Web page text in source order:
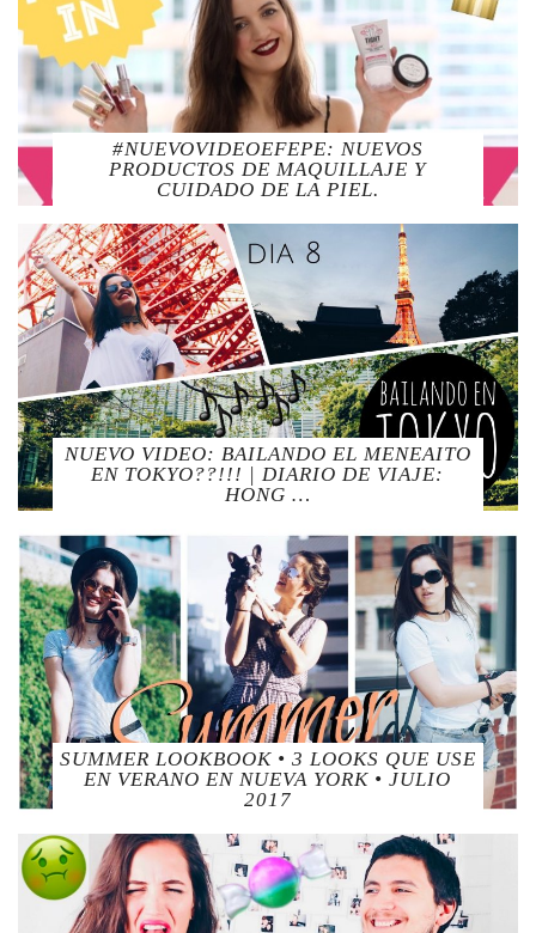
#NUEVOVIDEOEFEPE: NUEVOS
PRODUCTOS DE MAQUILLAJE Y
CUIDADO DE LA PIEL.
NUEVO VIDEO: BAILANDO EL MENEAITO
EN TOKYO??!!! | DIARIO DE VIAJE:
HONG …
SUMMER LOOKBOOK • 3 LOOKS QUE USE
EN VERANO EN NUEVA YORK • JULIO
2017